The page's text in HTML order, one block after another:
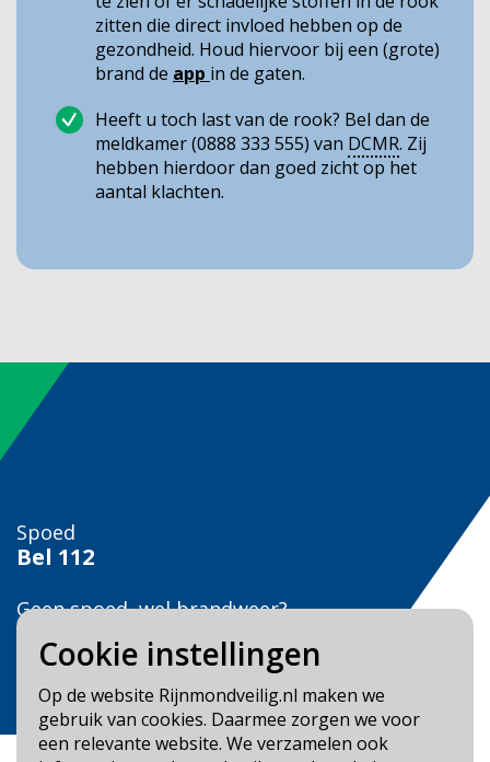
Cookie instellingen
Op de website Rijnmondveilig.nl maken we
gebruik van cookies. Daarmee zorgen we voor
een relevante website. We verzamelen ook
zitten die direct invloed hebben op de
gezondheid. Houd hiervoor bij een (grote)
brand de app in de gaten.
Heeft u toch last van de rook? Bel dan de
meldkamer (0888 333 555) van DCMR. Zij
hebben hierdoor dan goed zicht op het
aantal klachten.
Spoed
Bel 112
Geen spoed, wel brandweer?
Bel
Veilig Leven?
Bel 0900-8387